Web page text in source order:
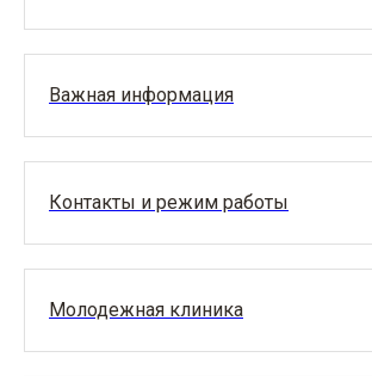
Важная информация
Контакты и режим работы
Молодежная клиника